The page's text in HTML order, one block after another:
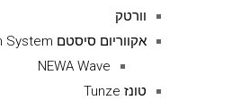
וורטק
אקווריום סיסטם Aquarium System
NEWA Wave
טונז Tunze